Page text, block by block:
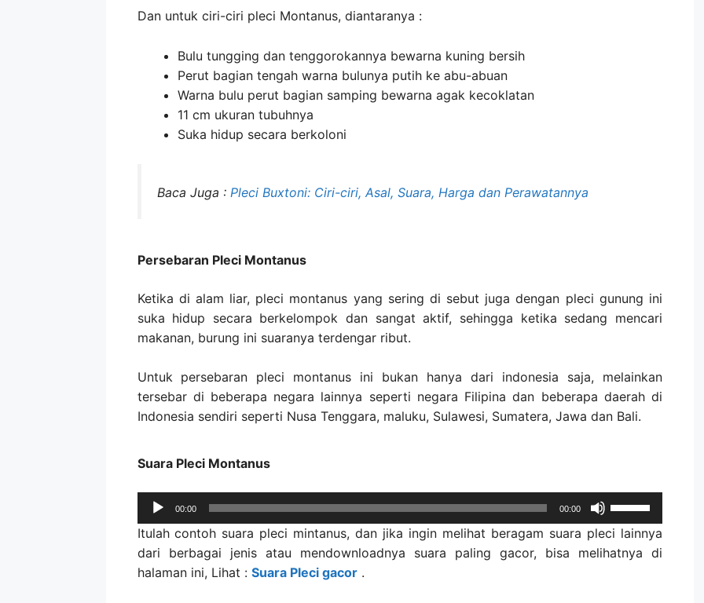
Dan untuk ciri-ciri pleci Montanus, diantaranya :
Bulu tungging dan tenggorokannya bewarna kuning bersih
Perut bagian tengah warna bulunya putih ke abu-abuan
Warna bulu perut bagian samping bewarna agak kecoklatan
11 cm ukuran tubuhnya
Suka hidup secara berkoloni
Baca Juga : Pleci Buxtoni: Ciri-ciri, Asal, Suara, Harga dan Perawatannya
Persebaran Pleci Montanus
Ketika di alam liar, pleci montanus yang sering di sebut juga dengan pleci gunung ini
suka hidup secara berkelompok dan sangat aktif, sehingga ketika sedang mencari
makanan, burung ini suaranya terdengar ribut.
Untuk persebaran pleci montanus ini bukan hanya dari indonesia saja, melainkan
tersebar di beberapa negara lainnya seperti negara Filipina dan beberapa daerah di
Indonesia sendiri seperti Nusa Tenggara, maluku, Sulawesi, Sumatera, Jawa dan Bali.
Suara Pleci Montanus
Audio
Player
00:00 00:00
Use
Up/Down
Arrow
keys
Itulah contoh suara pleci mintanus, dan jika ingin melihat beragam suara pleci lainnya
dari berbagai jenis atau mendownloadnya suara paling gacor, bisa melihatnya di
halaman ini, Lihat : Suara Pleci gacor.